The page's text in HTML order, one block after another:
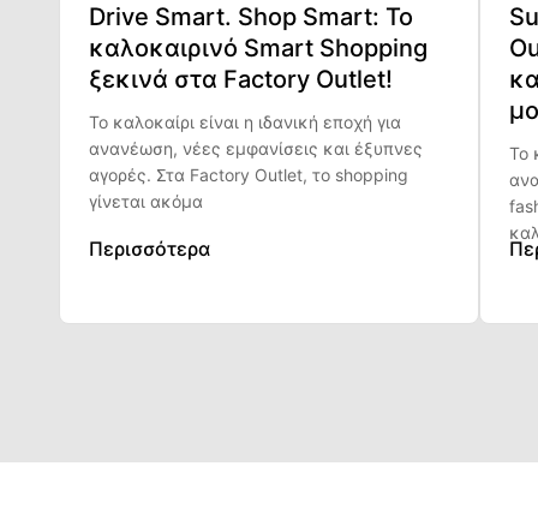
Drive Smart. Shop Smart: Το
καλοκαιρινό Smart Shopping
ξεκινά στα Factory Outlet!
Το καλοκαίρι είναι η ιδανική εποχή για
ανανέωση, νέες εμφανίσεις και έξυπνες
αγορές. Στα Factory Outlet, το shopping
γίνεται ακόμα
Περισσότερα
Το